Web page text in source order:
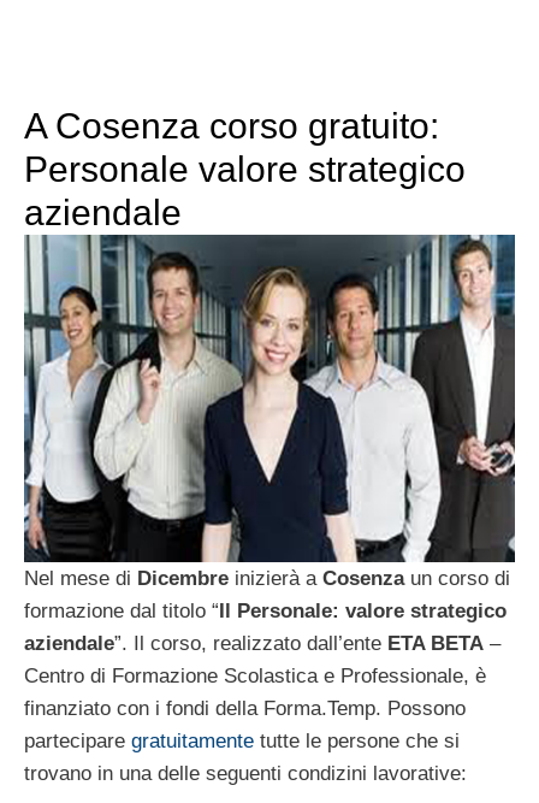
A Cosenza corso gratuito:
Personale valore strategico
aziendale
Nel mese di Dicembre inizierà a Cosenzaun corso di
formazione dal titolo “Il Personale: valore strategico
aziendale”. Il corso, realizzato dall’ente ETA BETA –
Centro di Formazione Scolastica e Professionale, è
finanziato con i fondi della Forma.Temp. Possono
partecipare gratuitamente tutte le persone che si
trovano in una delle seguenti condizini lavorative: